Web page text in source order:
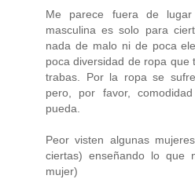
Me parece fuera de
masculina es solo para
nada de malo ni de poca
poca diversidad de ropa
trabas. Por la ropa se
pero, por favor,
pueda.
Peor visten algunas
ciertas) enseñando lo
mujer)